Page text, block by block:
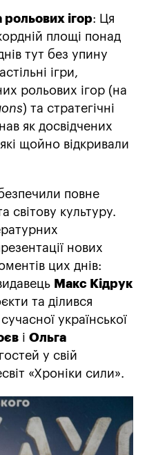
рольових ігор: Ця
площі понад
тут без упину
ігри,
рольових ігор (на
) та стратегічні
як досвідчених
щойно відкривали
повне
світову культуру.
нових
цих днів:
Макс Кідрук
та ділився
української
і Ольга
у свій
«Хроніки сили».